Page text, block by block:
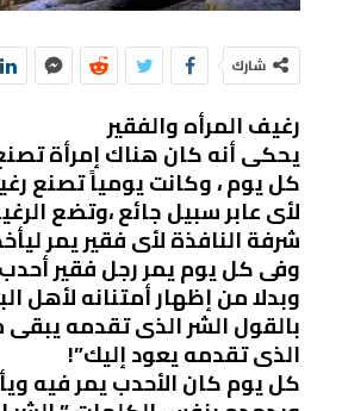
شارك
رغيف المرأه والفقير
يحكى أنه كان هناك إمرأة تصنع
كل يوم ، وكانت يومياً تصنع
لأى عابر سبيل جائع ،وتضع
شرفة النافذة لأى فقير يمر
وفى كل يوم يمر رجل فقير
وبدلا من إظهار أمتنانه لأهل
بالقول الشر الذى تقدمه يبقى
الذى تقدمه يعود إليك”!
كل يوم كان الأحدب يمر فيه